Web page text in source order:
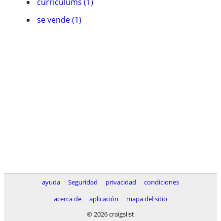
se vende (1)
ayuda Seguridad privacidad
condiciones
acerca de
aplicación
mapa del sitio
© 2026 craigslist